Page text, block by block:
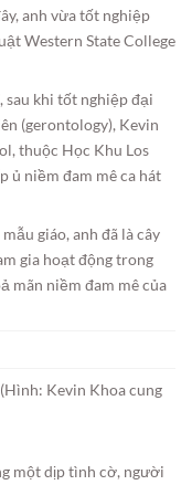
anh vừa tốt nghiệp
Western State College
khi tốt nghiệp đại
(gerontology), Kevin
thuộc Học Khu Los
ủ niềm đam mê ca hát
giáo, anh đã là cây
gia hoạt động trong
mãn niềm đam mê của
Kevin Khoa cung
một dịp tình cờ, người